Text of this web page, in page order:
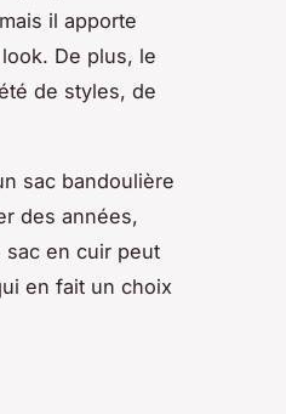
il apporte
De plus, le
de styles, de
sac bandoulière
des années,
en cuir peut
en fait un choix